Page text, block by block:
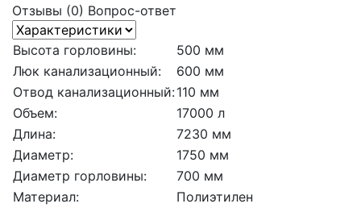
Отзывы (0) Вопрос-ответ
Высота горловины:
500 мм
Люк канализационный:
600 мм
Отвод канализационный:110 мм
Объем:
17000 л
Длина:
7230 мм
Диаметр:
1750 мм
Диаметр горловины:
700 мм
Материал:
Полиэтилен